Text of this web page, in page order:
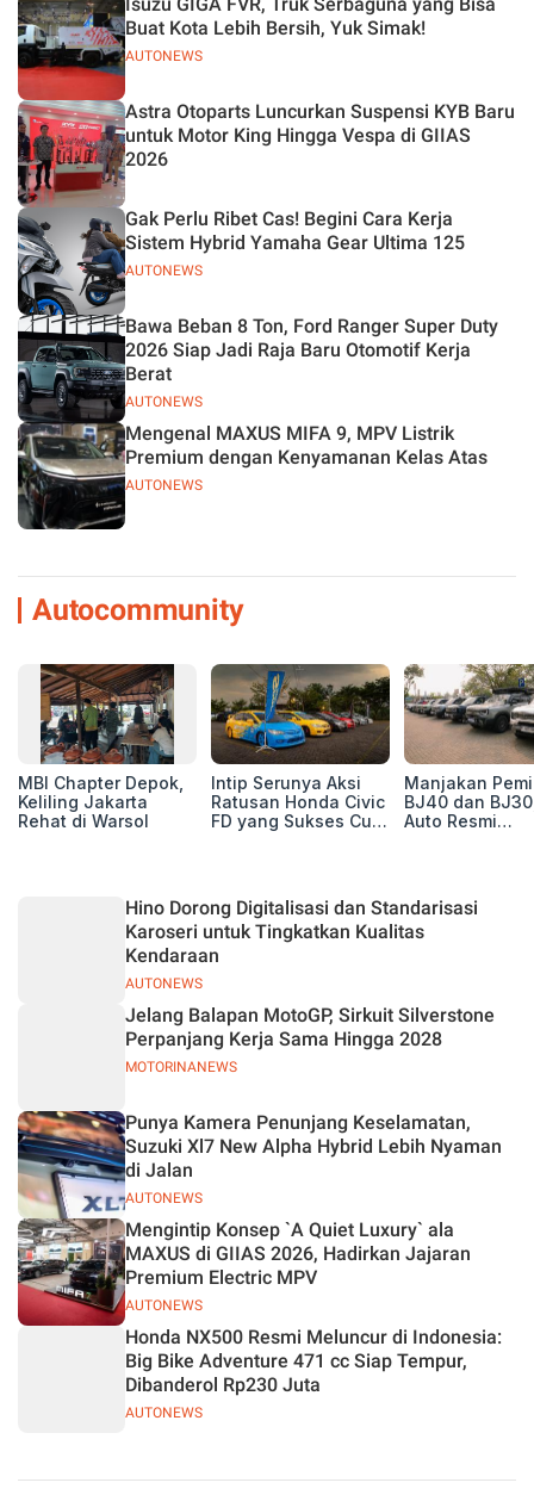
AUTONEWS
Buat Kota Lebih Bersih, Yuk Simak!
Astra Otoparts Luncurkan Suspensi KYB Baru
untuk Motor King Hingga Vespa di GIIAS
2026
AUTONEWS
Gak Perlu Ribet Cas! Begini Cara Kerja
Sistem Hybrid Yamaha Gear Ultima 125
AUTONEWS
Bawa Beban 8 Ton, Ford Ranger Super Duty
2026 Siap Jadi Raja Baru Otomotif Kerja
Berat
AUTONEWS
Mengenal MAXUS MIFA 9, MPV Listrik
Premium dengan Kenyamanan Kelas Atas
Autocommunity
MBI Chapter Depok,
Keliling Jakarta
Rehat di Warsol
Intip Serunya Aksi
Ratusan Honda Civic
FD yang Sukses Curi
Manjakan
BJ40 dan
Auto Resmi
AUTONEWS
Hino Dorong Digitalisasi dan Standarisasi
Karoseri untuk Tingkatkan Kualitas
Kendaraan
MOTORINANEWS
Jelang Balapan MotoGP, Sirkuit Silverstone
Perpanjang Kerja Sama Hingga 2028
AUTONEWS
Punya Kamera Penunjang Keselamatan,
Suzuki Xl7 New Alpha Hybrid Lebih Nyaman
di Jalan
AUTONEWS
Mengintip Konsep `A Quiet Luxury` ala
MAXUS di GIIAS 2026, Hadirkan Jajaran
Premium Electric MPV
AUTONEWS
Honda NX500 Resmi Meluncur di Indonesia:
Big Bike Adventure 471 cc Siap Tempur,
Dibanderol Rp230 Juta